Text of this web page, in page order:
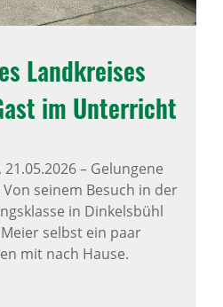
Land­kreises
im Unter­richt
21.05.2026–Gelungene
seinem Besuch in der
in Dinkelsbühl
selbst ein paar
mit nach Hause.